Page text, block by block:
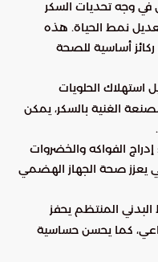
وجه تحديات السكر
نمط الحياة. هذه
أساسية للصحة
استهلاك الحلويات
الغنية بالسكر، يمكن
إدراج الفواكه والخضروات
يعزز صحة الجهاز الهضمي
البدني المنتظم يحفز
كما يحسن حساسية